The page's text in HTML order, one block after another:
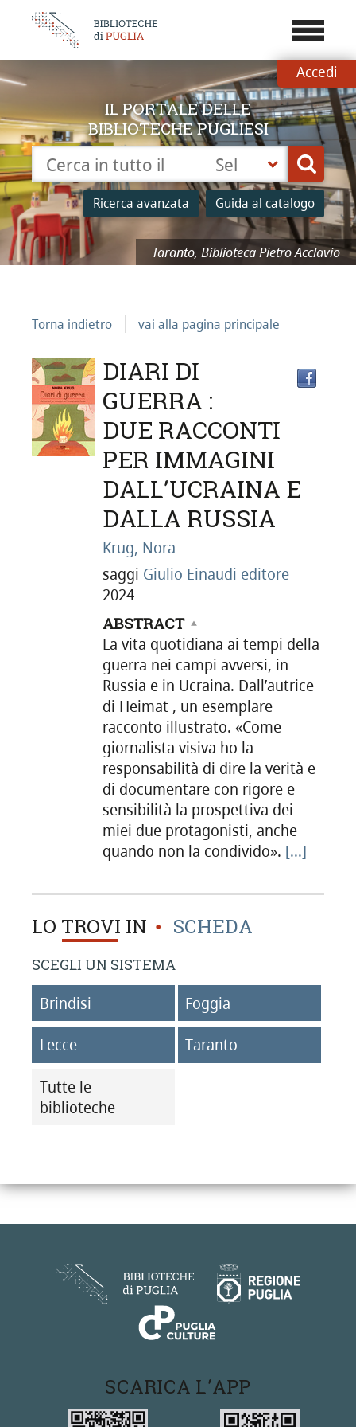
???
Accedi
Taranto, Biblioteca Pietro Acclavio
IL PORTALE DELLE
BIBLIOTECHE PUGLIESI
Cerca su "Catalogo"
Cerca
Ricerca avanzata Guida al catalogo
Seleziona
la
tua
biblioteca
Torna indietro vai alla pagina principale
DETTAGLIO
DEL
DOCUMENTO
DIARI DI
GUERRA :
DUE RACCONTI
PER IMMAGINI
DALL'UCRAINA E
DALLA RUSSIA
Krug, Nora
saggi Giulio Einaudi editore
2024
ABSTRACT
La vita quotidiana ai tempi della
guerra nei campi avversi, in
Russia e in Ucraina. Dall’autrice
di Heimat , un esemplare
racconto illustrato. «Come
giornalista visiva ho la
responsabilità di dire la verità e
di documentare con rigore e
sensibilità la prospettiva dei
miei due protagonisti, anche
quando non la condivido». [...]
LO TROVI IN SCHEDA
SCEGLI UN SISTEMA
Brindisi Foggia
Lecce Taranto
Tutte le
biblioteche
SCARICA L'APP